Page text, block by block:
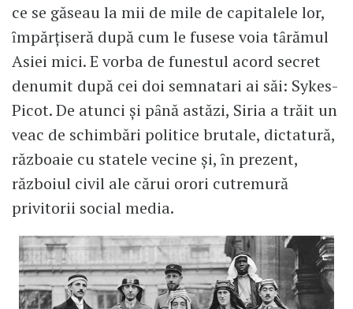
ce se găseau la mii de mile de capitalele lor,
ȋmpărţiseră după cum le fusese voia tȃrămul
Asiei mici. E vorba de funestul acord secret
denumit după cei doi semnatari ai săi: Sykes-
Picot. De atunci şi pȃnă astăzi, Siria a trăit un
veac de schimbări politice brutale, dictatură,
războaie cu statele vecine şi, ȋn prezent,
războiul civil ale cărui orori cutremură
privitorii social media.